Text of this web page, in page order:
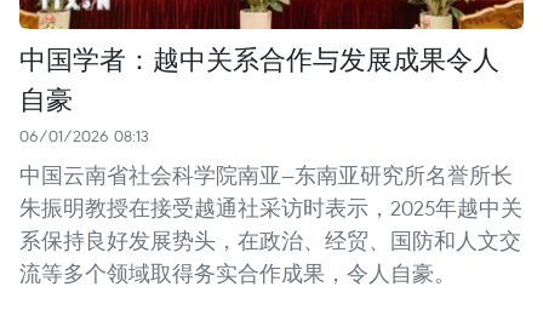
中国学者：越中关系合作与发展成果令人
自豪
06/01/2026 08:13
中国云南省社会科学院南亚—东南亚研究所名誉所长
朱振明教授在接受越通社采访时表示，2025年越中关
系保持良好发展势头，在政治、经贸、国防和人文交
流等多个领域取得务实合作成果，令人自豪。